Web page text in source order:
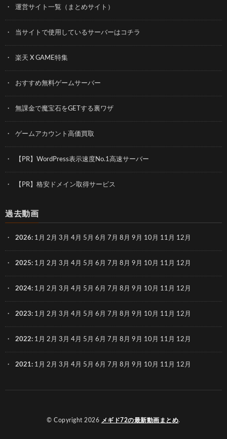
運営サイト一覧（まとめサイト）
当サイトで使用しているサーバーはコチラ
楽天 X GAME特集
おすすめ無料ゲームサーバー
無課金で魔宝石をGETする裏ワザ
ゲームアカウント高価買取
【PR】WordPress表示速度No.1高速サーバー
【PR】格安ドメイン取得サービス
過去動画
2026: 1月 2月 3月 4月 5月 6月 7月 8月 9月 10月 11月 12月
2025: 1月 2月 3月 4月 5月 6月 7月 8月 9月 10月 11月 12月
2024: 1月 2月 3月 4月 5月 6月 7月 8月 9月 10月 11月 12月
2023: 1月 2月 3月 4月 5月 6月 7月 8月 9月 10月 11月 12月
2022: 1月 2月 3月 4月 5月 6月 7月 8月 9月 10月 11月 12月
2021: 1月 2月 3月 4月 5月 6月 7月 8月 9月 10月 11月 12月
© Copyright 2026 メギド72の最新動画まとめ.